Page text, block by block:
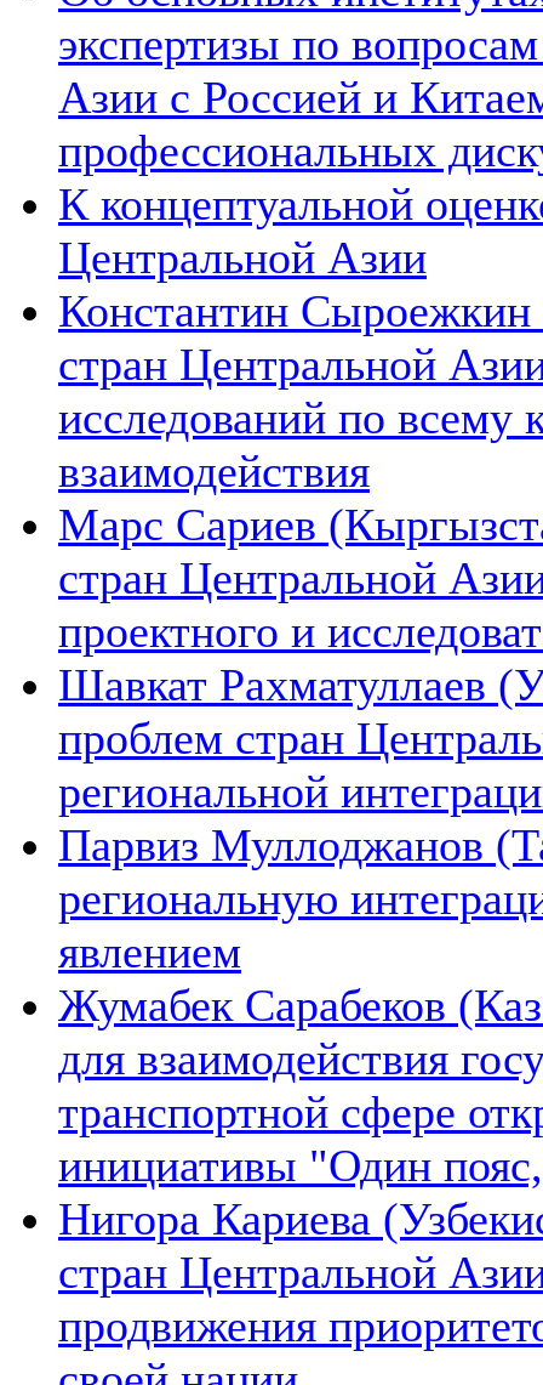
экспертизы по
Азии с Россией и
профессиональных
К концептуальной
Центральной Азии
Константин Сыроежкин
стран Центральной
исследований по всему
взаимодействия
Марс Сариев
стран Центральной
проектного и
Шавкат Рахматуллаев
проблем стран
региональной
Парвиз Муллоджанов
региональную
явлением
Жумабек Сарабеков
для взаимодействия
транспортной сфере
инициативы "Один
Нигора Кариева
стран Центральной
продвижения